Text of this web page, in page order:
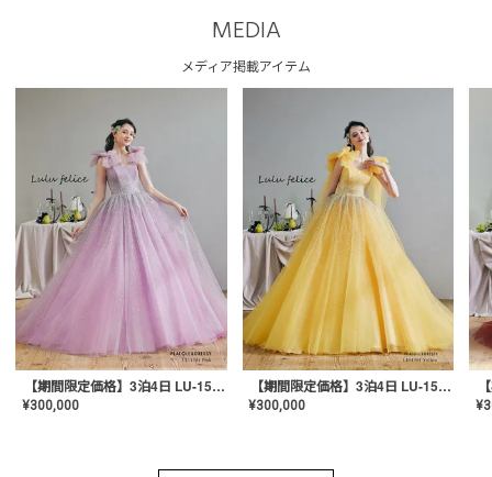
MEDIA
メディア掲載アイテム
【期間限定価格】3泊4日 LU-1501(Pink)
¥300,000
【期間限定価格】3泊4日 LU-1501(Yellow)
¥300,000 ¥